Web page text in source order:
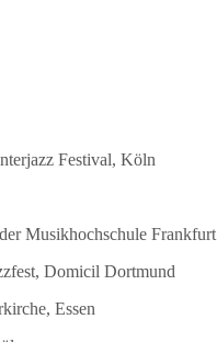
Festival, Köln
Musikhochschule Frankfurt
Domicil Dortmund
Essen